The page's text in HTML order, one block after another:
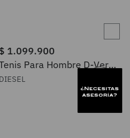
$ 1.099.900
Para Hombre D-Verse
S-D-Verse Mid Ii Diesel
DIESEL